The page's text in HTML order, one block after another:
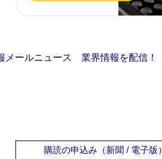
ールニュース 業界情報を配信！
購読の申込み（新聞 / 電子版）